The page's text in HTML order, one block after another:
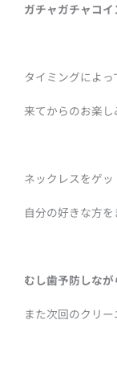
ガチャガチャコ
タイミングによ
来てからのお楽
ネックレスをゲ
自分の好きな方
むし歯予防しな
また次回のクリ